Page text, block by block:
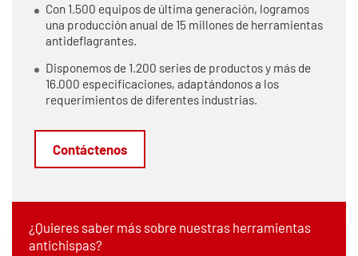
Con 1.500 equipos de última generación, logramos
una producción anual de 15 millones de herramientas
antideflagrantes.
Disponemos de 1.200 series de productos y más de
16.000 especificaciones, adaptándonos a los
requerimientos de diferentes industrias.
Contáctenos
¿Quieres saber más sobre nuestras herramientas
antichispas?